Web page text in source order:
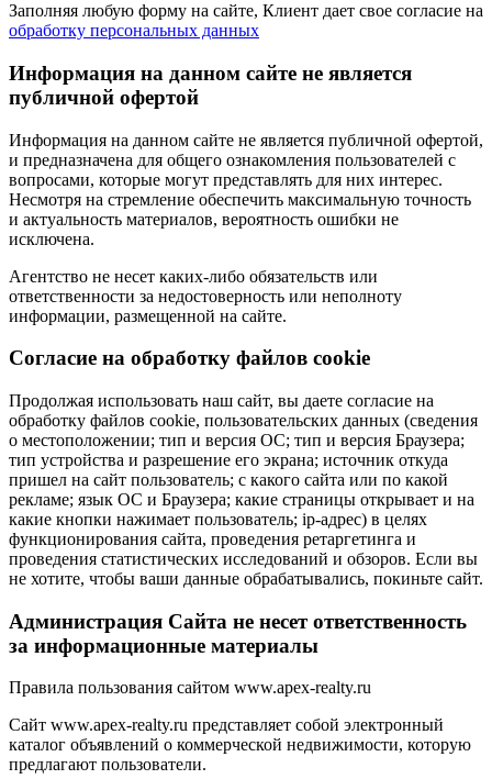
Заполняя любую форму на сайте, Клиент дает свое согласие на
обработку персональных данных
Информация на данном сайте не является
публичной офертой
Информация на данном сайте не является публичной офертой,
и предназначена для общего ознакомления пользователей с
вопросами, которые могут представлять для них интерес.
Несмотря на стремление обеспечить максимальную точность
и актуальность материалов, вероятность ошибки не
исключена.
Агентство не несет каких-либо обязательств или
ответственности за недостоверность или неполноту
информации, размещенной на сайте.
Cогласие на обработку файлов cookie
Продолжая использовать наш сайт, вы даете согласие на
обработку файлов cookie, пользовательских данных (сведения
о местоположении; тип и версия ОС; тип и версия Браузера;
тип устройства и разрешение его экрана; источник откуда
пришел на сайт пользователь; с какого сайта или по какой
рекламе; язык ОС и Браузера; какие страницы открывает и на
какие кнопки нажимает пользователь; ip-адрес) в целях
функционирования сайта, проведения ретаргетинга и
проведения статистических исследований и обзоров. Если вы
не хотите, чтобы ваши данные обрабатывались, покиньте сайт.
Администрация Сайта не несет ответственность
за информационные материалы
Правила пользования сайтом www.apex-realty.ru
Сайт www.apex-realty.ru представляет собой электронный
каталог объявлений о коммерческой недвижимости, которую
предлагают пользователи.